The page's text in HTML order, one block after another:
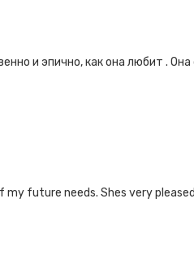
и эпично, как она любит . Она
future needs. Shes very